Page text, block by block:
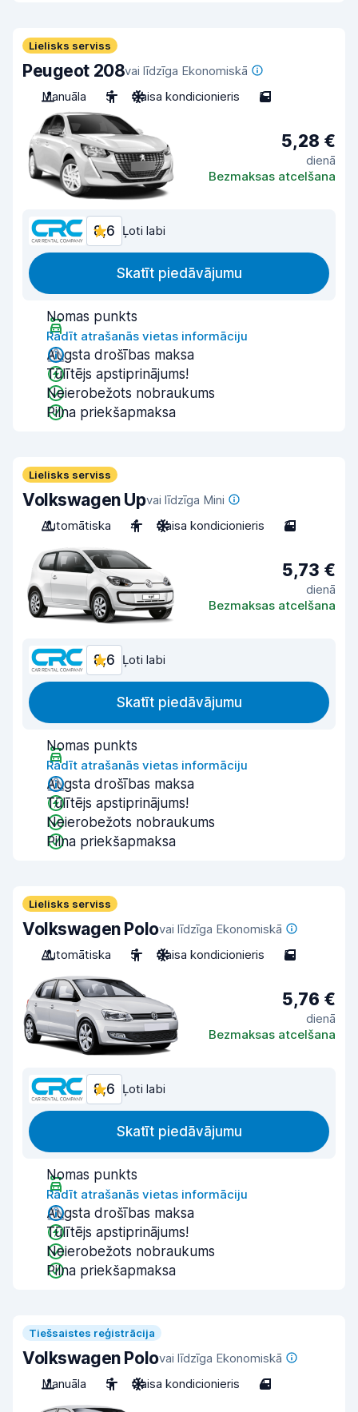
Lielisks serviss
Peugeot 208vai līdzīga Ekonomiskā
Manuāla
5 Gaisa kondicionieris 5
5,28 €
dienā
Bezmaksas atcelšana
8,6 Ļoti labi
Skatīt piedāvājumu
Nomas punkts
Rādīt atrašanās vietas informāciju
Augsta drošības maksa
Tūlītējs apstiprinājums!
Neierobežots nobraukums
Pilna priekšapmaksa
Lielisks serviss
Volkswagen Upvai līdzīga Mini
Automātiska
4 Gaisa kondicionieris 3
5,73 €
dienā
Bezmaksas atcelšana
8,6 Ļoti labi
Skatīt piedāvājumu
Nomas punkts
Rādīt atrašanās vietas informāciju
Augsta drošības maksa
Tūlītējs apstiprinājums!
Neierobežots nobraukums
Pilna priekšapmaksa
Lielisks serviss
Volkswagen Polovai līdzīga Ekonomiskā
Automātiska
5 Gaisa kondicionieris 5
5,76 €
dienā
Bezmaksas atcelšana
8,6 Ļoti labi
Skatīt piedāvājumu
Nomas punkts
Rādīt atrašanās vietas informāciju
Augsta drošības maksa
Tūlītējs apstiprinājums!
Neierobežots nobraukums
Pilna priekšapmaksa
Tiešsaistes reģistrācija
Volkswagen Polovai līdzīga Ekonomiskā
Manuāla
5 Gaisa kondicionieris 4